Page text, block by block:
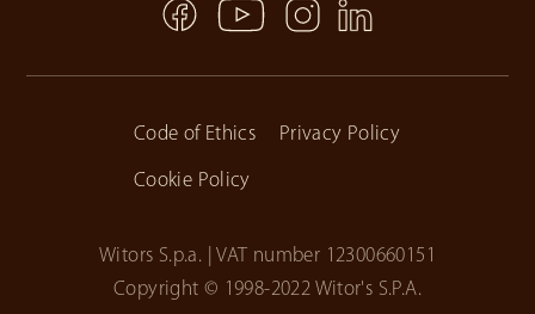
Witors S.p.a. | VAT number 12300660151
Copyright © 1998-2022 Witor's S.P.A.
Code of Ethics Privacy Policy
Cookie Policy